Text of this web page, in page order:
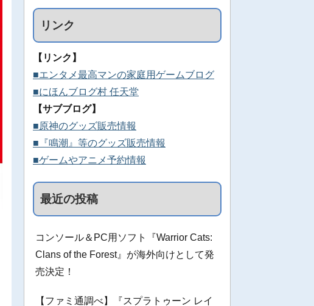
リンク
【リンク】
■エンタメ最高マンの家庭用ゲームブログ
■にほんブログ村 任天堂
【サブブログ】
■原神のグッズ販売情報
■『鳴潮』等のグッズ販売情報
■ゲームやアニメ予約情報
最近の投稿
コンソール＆PC用ソフト『Warrior Cats:
Clans of the Forest』が海外向けとして発
売決定！
【ファミ通調べ】『スプラトゥーン レイ